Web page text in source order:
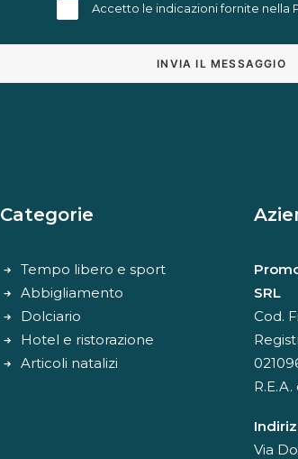
Accetto le indicazioni fornite nella
Categorie
Tempo libero e sport
Abbigliamento
Dolciario
Hotel e ristorazione
Articoli natalizi
SRL
Cod.
R.E.A.
Via